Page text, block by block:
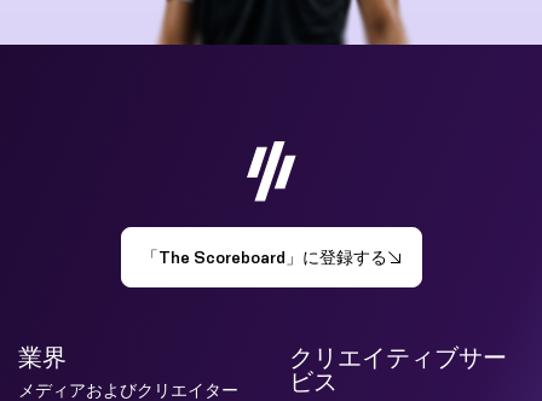
「The Scoreboard」に登録する
業界
メディアおよびクリエイター
クリエイティブサー
ビス